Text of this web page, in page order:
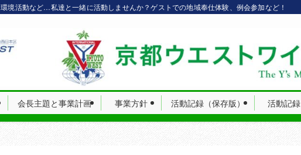
境活動など…私達と一緒に活動しませんか？ゲストでの地域奉仕体験、例会参加など！
会長主題と事業計画 事業方針 活動記録（保存版） 活動記録